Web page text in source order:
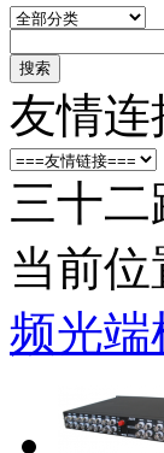
搜索
友情连
三十
当前位
频光端